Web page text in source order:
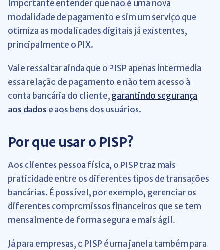
Importante entender que não é uma nova
modalidade de pagamento e sim um serviço que
otimiza as modalidades digitais já existentes,
principalmente o PIX.
Vale ressaltar ainda que o PISP apenas intermedia
essa relação de pagamento e não tem acesso à
conta bancária do cliente, garantindo segurança
aos dados e aos bens dos usuários.
Por que usar o PISP?
Aos clientes pessoa física, o PISP traz mais
praticidade entre os diferentes tipos de transações
bancárias. É possível, por exemplo, gerenciar os
diferentes compromissos financeiros que se tem
mensalmente de forma segura e mais ágil.
Já para empresas, o PISP é uma janela também para